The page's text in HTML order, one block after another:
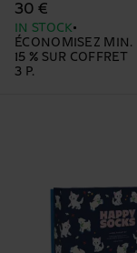
30 €
IN STOCK
ÉCONOMISEZ MIN.
15 % SUR COFFRET
3 P.